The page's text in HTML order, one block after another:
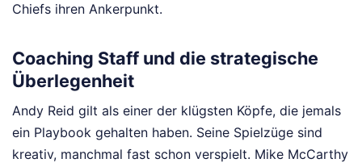
Chiefs ihren Ankerpunkt.
Coaching Staff und die strategische
Überlegenheit
Andy Reid gilt als einer der klügsten Köpfe, die jemals
ein Playbook gehalten haben. Seine Spielzüge sind
kreativ, manchmal fast schon verspielt. Mike McCarthy